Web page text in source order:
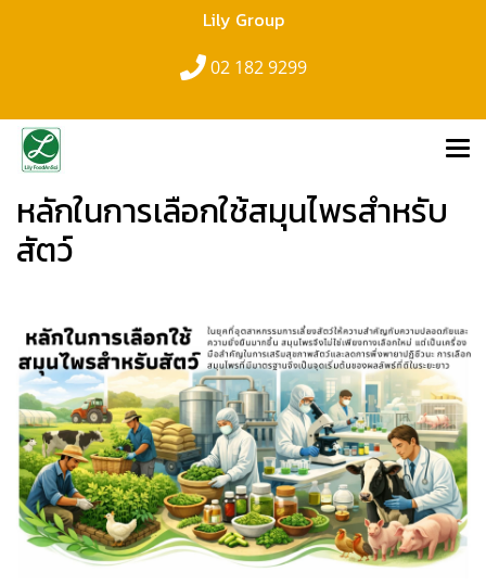
Lily Group
02 182 9299
หลักในการเลือกใช้สมุนไพรสำหรับ
สัตว์